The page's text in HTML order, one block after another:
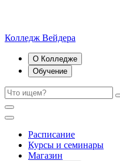
Колледж Вейдера
О Колледже
Обучение
Расписание
Курсы и семинары
Магазин